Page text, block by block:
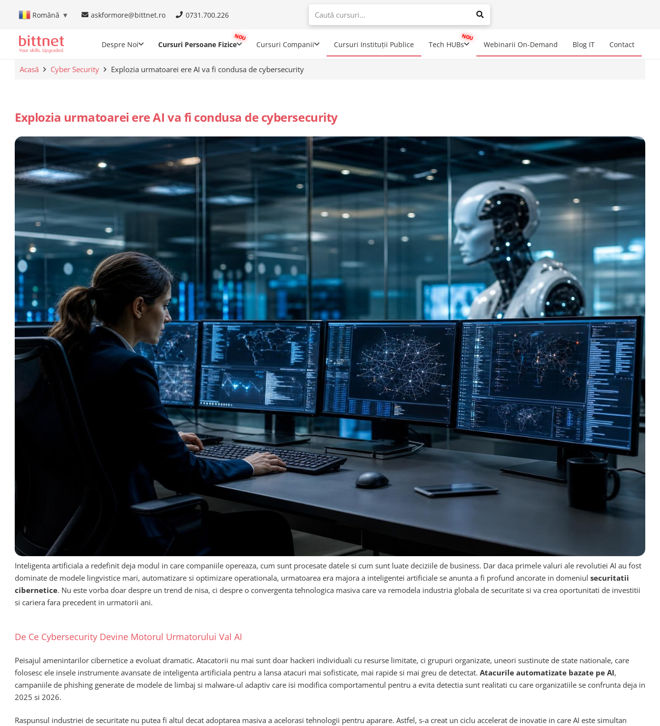
Română ▼ askformore@bittnet.ro 0731.700.226
When autocomplete results are available use up and down arrows to
Despre Noi Cursuri Persoane Fizice Cursuri Companii Cursuri Instituții Publice Tech HUBs Webinarii On-Demand Blog IT Contact
Acasă Cyber Security Explozia urmatoarei ere AI va fi condusa de cybersecurity
Explozia urmatoarei ere AI va fi condusa de cybersecurity
Inteligenta artificiala a redefinit deja modul in care companiile opereaza, cum sunt procesate datele si cum sunt luate deciziile de business. Dar daca primele valuri ale revolutiei AI au fost
dominate de modele lingvistice mari, automatizare si optimizare operationala, urmatoarea era majora a inteligentei artificiale se anunta a fi profund ancorate in domeniul securitatii
cibernetice. Nu este vorba doar despre un trend de nisa, ci despre o convergenta tehnologica masiva care va remodela industria globala de securitate si va crea oportunitati de investitii
si cariera fara precedent in urmatorii ani.
De Ce Cybersecurity Devine Motorul Urmatorului Val AI
Peisajul amenintarilor cibernetice a evoluat dramatic. Atacatorii nu mai sunt doar hackeri individuali cu resurse limitate, ci grupuri organizate, uneori sustinute de state nationale, care
folosesc ele insele instrumente avansate de inteligenta artificiala pentru a lansa atacuri mai sofisticate, mai rapide si mai greu de detectat. Atacurile automatizate bazate pe AI,
campaniile de phishing generate de modele de limbaj si malware-ul adaptiv care isi modifica comportamentul pentru a evita detectia sunt realitati cu care organizatiile se confrunta deja in
2025 si 2026.
Raspunsul industriei de securitate nu putea fi altul decat adoptarea masiva a acelorasi tehnologii pentru aparare. Astfel, s-a creat un ciclu accelerat de inovatie in care AI este simultan